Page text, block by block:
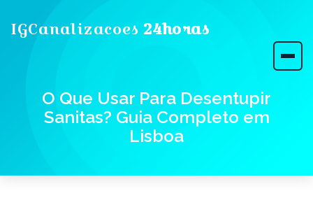
IGCanalizacoes 24horas
O Que Usar Para Desentupir
Sanitas? Guia Completo em
Lisboa